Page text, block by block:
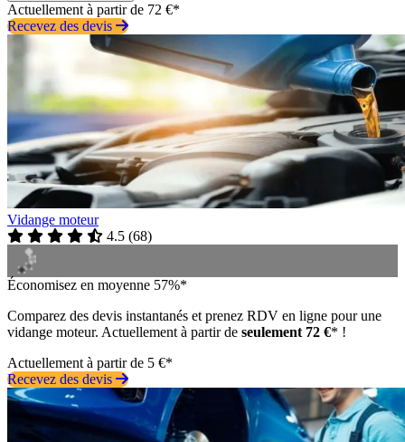
Actuellement à partir de 72 €*
Recevez des devis
Vidange moteur
4.5 (68)
Économisez en moyenne 57%*
Comparez des devis instantanés et prenez RDV en ligne pour une
vidange moteur. Actuellement à partir de seulement 72 €* !
Actuellement à partir de 5 €*
Recevez des devis